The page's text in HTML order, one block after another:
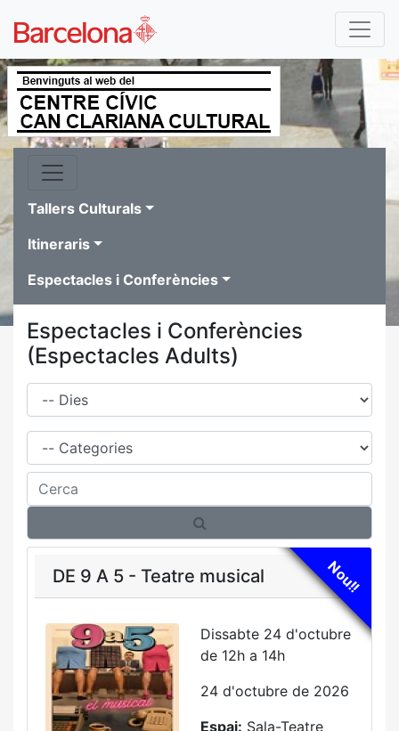
Tallers Culturals
Itineraris
Espectacles i Conferències
Espectacles i Conferències
(Espectacles Adults)
Dies
Família
Cerca
Nou!!
DE 9 A 5 - Teatre musical
Dissabte 24 d'octubre
de 12h a 14h
24 d'octubre de 2026
Espai: Sala-Teatre